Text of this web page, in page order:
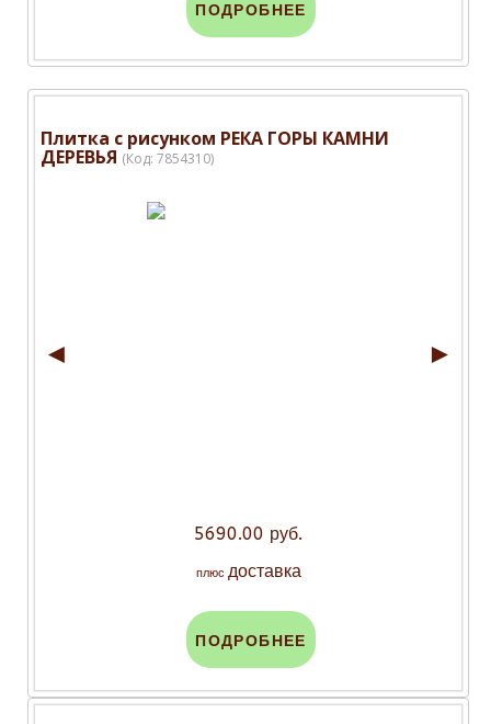
ПОДРОБНЕЕ
Плитка с рисунком РЕКА ГОРЫ КАМНИ
ДЕРЕВЬЯ (Код: 7854310)
◄ ►
5690.00 руб.
плюс доставка
ПОДРОБНЕЕ